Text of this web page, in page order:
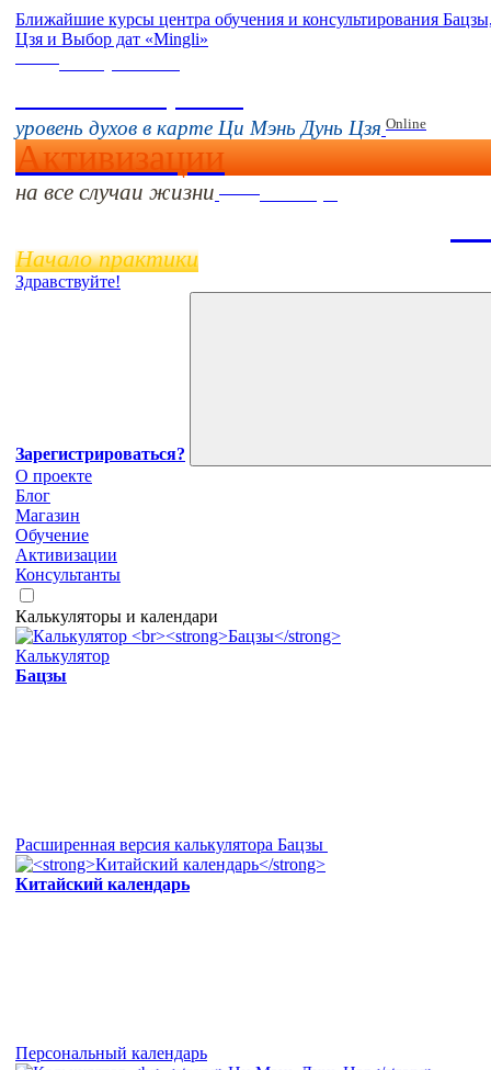
Ближайшие курсы центра обучения и консультирования
Цзя и Выбор дат «Mingli»
уровень духов в карте Ци Мэнь Дунь Цзя Online
Активизации
на все случаи жизни
Начало практики
Здравствуйте!
Зарегистрироваться?
О проекте
Блог
Магазин
Обучение
Активизации
Консультанты
Калькуляторы и календари
Калькулятор
Бацзы
Расширенная версия калькулятора Бацзы
Китайский календарь
Персональный календарь